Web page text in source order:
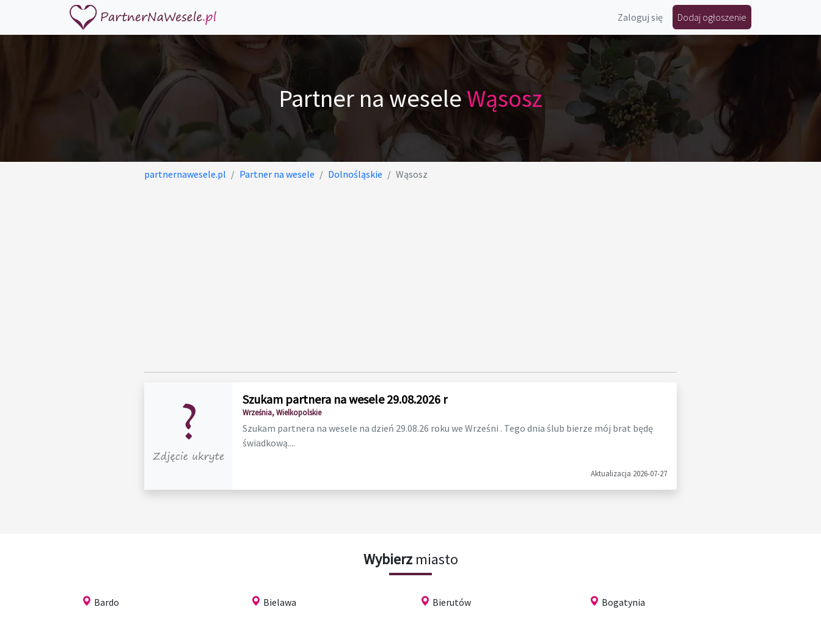
Zaloguj się Dodaj ogłoszenie
Partner na wesele Wąsosz
partnernawesele.pl Partner na wesele Dolnośląskie Wąsosz
Szukam partnera na wesele 29.08.2026 r
Września, Wielkopolskie
Szukam partnera na wesele na dzień 29.08.26 roku we Wrześni . Tego dnia ślub bierze mój brat będę
świadkową....
Aktualizacja 2026-07-27
Wybierzmiasto
Bardo Bielawa Bierutów Bogatynia